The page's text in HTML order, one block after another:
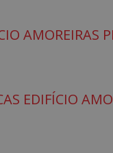
AMOREIRAS
EDIFÍCIO